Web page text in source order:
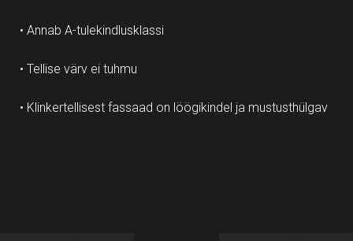
• Annab A-tulekindlusklassi
• Tellise värv ei tuhmu
• Klinkertellisest fassaad on löögikindel ja mustusthülgav